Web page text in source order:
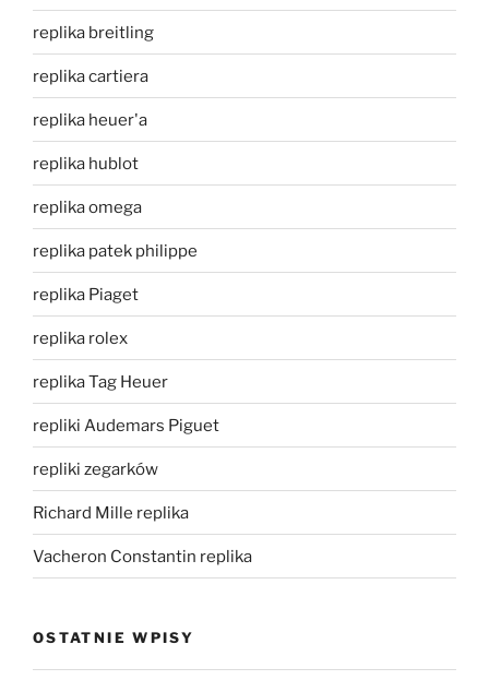
replika breitling
replika cartiera
replika heuer'a
replika hublot
replika omega
replika patek philippe
replika Piaget
replika rolex
replika Tag Heuer
repliki Audemars Piguet
repliki zegarków
Richard Mille replika
Vacheron Constantin replika
OSTATNIE WPISY